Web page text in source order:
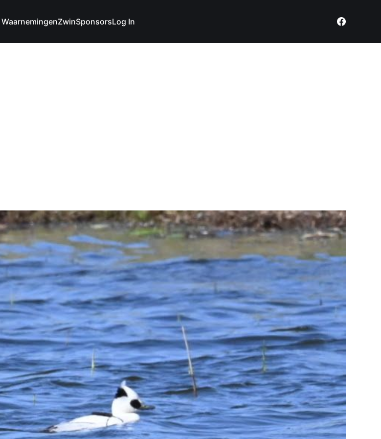
ZwinSponsorsLog In